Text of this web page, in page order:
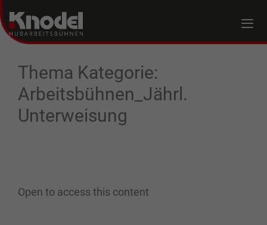
Thema Kategorie:
Arbeitsbühnen_Jährl.
Unterweisung
Open to access this content